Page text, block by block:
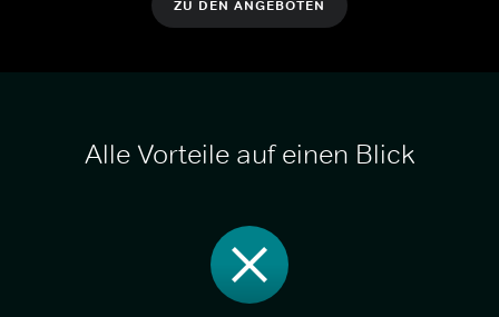
ZU DEN ANGEBOTEN
Alle Vorteile auf einen Blick